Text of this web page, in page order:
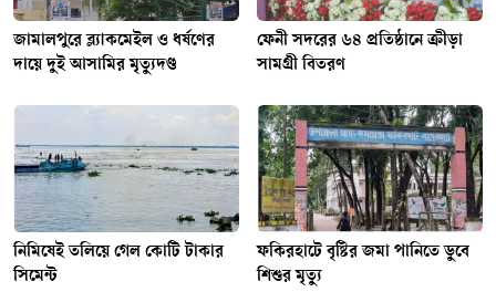
জামালপুরে ব্ল্যাকমেইল ও ধর্ষণের
দায়ে দুই আসামির মৃত্যুদণ্ড
ফেনী সদরের ৬৪ প্রতিষ্ঠানে ক্রীড়া
সামগ্রী বিতরণ
নিমিষেই তলিয়ে গেল কোটি টাকার
সিমেন্ট
ফকিরহাটে বৃষ্টির জমা পানিতে ডুবে
শিশুর মৃত্যু